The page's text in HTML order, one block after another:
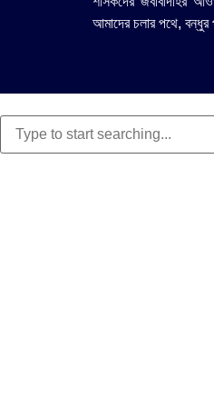
আমাদের চলার পথে, বন্ধুর